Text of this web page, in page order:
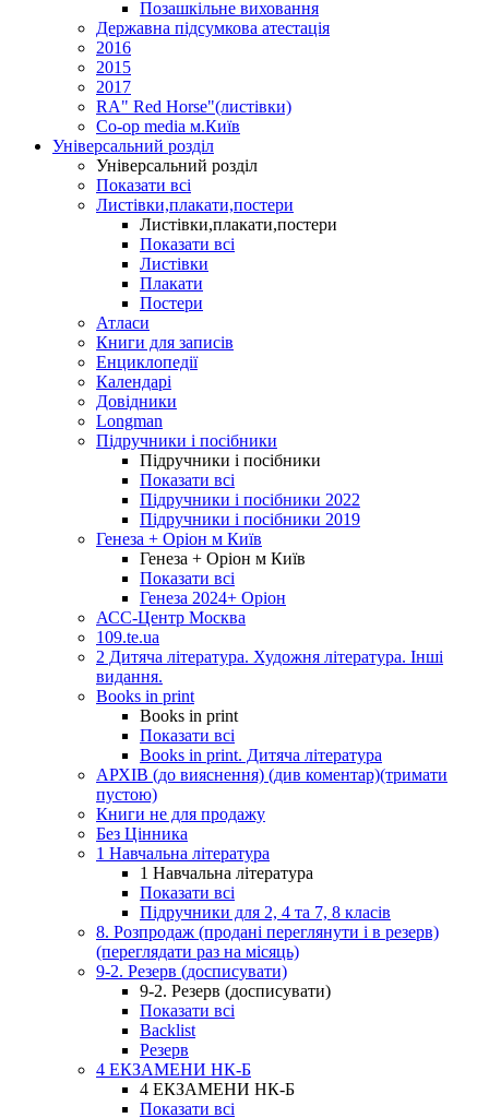
Позашкільне виховання
Державна підсумкова атестація
2016
2015
2017
RA" Red Horse"(листівки)
Co-op media м.Київ
Універсальний розділ
Універсальний розділ
Показати всі
Листівки,плакати,постери
Листівки,плакати,постери
Показати всі
Листівки
Плакати
Постери
Атласи
Книги для записів
Енциклопедії
Календарі
Довідники
Longman
Підручники і посібники
Підручники і посібники
Показати всі
Підручники і посібники 2022
Підручники і посібники 2019
Генеза + Оріон м Київ
Генеза + Оріон м Київ
Показати всі
Генеза 2024+ Оріон
АСС-Центр Москва
109.te.ua
2 Дитяча література. Художня література. Інші
видання.
Books in print
Books in print
Показати всі
Books in print. Дитяча література
АРХІВ (до вияснення) (див коментар)(тримати
пустою)
Книги не для продажу
Без Цінника
1 Навчальна література
1 Навчальна література
Показати всі
Підручники для 2, 4 та 7, 8 класів
8. Розпродаж (продані переглянути і в резерв)
(переглядати раз на місяць)
9-2. Резерв (досписувати)
9-2. Резерв (досписувати)
Показати всі
Backlist
Резерв
4 ЕКЗАМЕНИ НК-Б
4 ЕКЗАМЕНИ НК-Б
Показати всі